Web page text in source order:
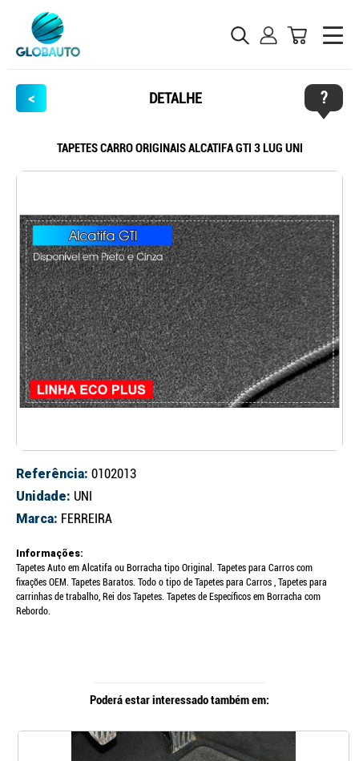
< DETALHE ?
TAPETES CARRO ORIGINAIS ALCATIFA GTI 3 LUG UNI
Referência: 0102013
Unidade: UNI
Marca: FERREIRA
Informações:
Tapetes Auto em Alcatifa ou Borracha tipo Original. Tapetes para Carros com
fixações OEM. Tapetes Baratos. Todo o tipo de Tapetes para Carros , Tapetes para
carrinhas de trabalho, Rei dos Tapetes. Tapetes de Específicos em Borracha com
Rebordo.
Poderá estar interessado também em: